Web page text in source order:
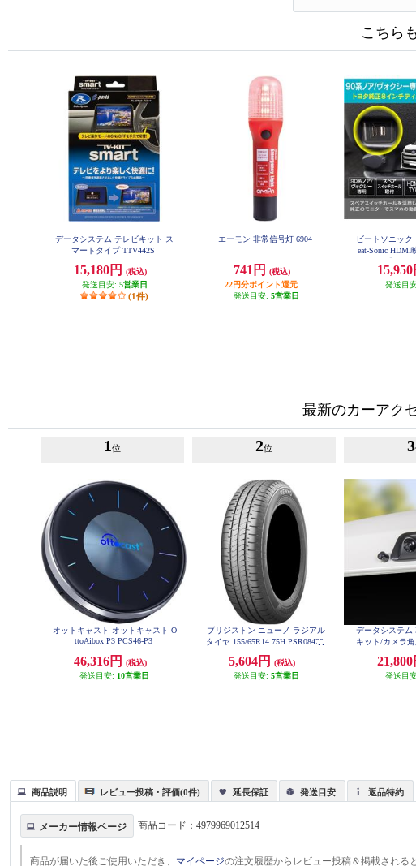
こちら
データシステム テレビキット ス
マートタイプ TTV442S
15,180円
(税込)
発送目安: 5営業日
(1件)
エーモン 非常信号灯 6904
741円
(税込)
22円分ポイント還元
発送目安: 5営業日
ビートソニック
eat-Sonic HDMI
正ディスプレ
チ)付き
15,950
発送目
最新のカーアク
1 位
オットキャスト オットキャスト O
ttoAibox P3 PCS46-P3
46,316円
(税込)
発送目安: 10営業日
2位
ブリジストン ニューノ ラジアル
タイヤ 155/65R14 75H PSR08422
5,604円
(税込)
発送目安: 5営業日
3
データシステム
キット/カメラ
21,800
発送目
商品説明 レビュー投稿・評価(0件) 延長保証 発送目安 返品特約
メーカー情報ページ 商品コード：4979969012514
商品が届いた後ご使用いただき、 マイページの注文履歴からレビュー投稿＆掲載されると